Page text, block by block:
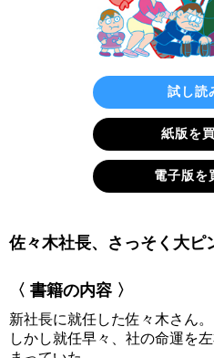
試し読
紙版を
電子版を
佐々木社長、さっそく大ピ
〈 書籍の内容 〉
新社長に就任した佐々木さん。
しかし就任早々、社の命運を